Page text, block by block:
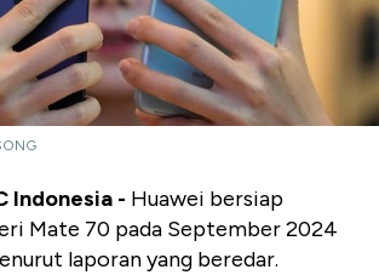
Indonesia - Huawei bersiap
Mate 70 pada September 2024
laporan yang beredar.